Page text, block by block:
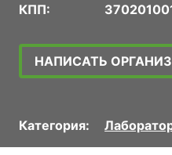
КПП:
НАПИСАТЬ
Категория: